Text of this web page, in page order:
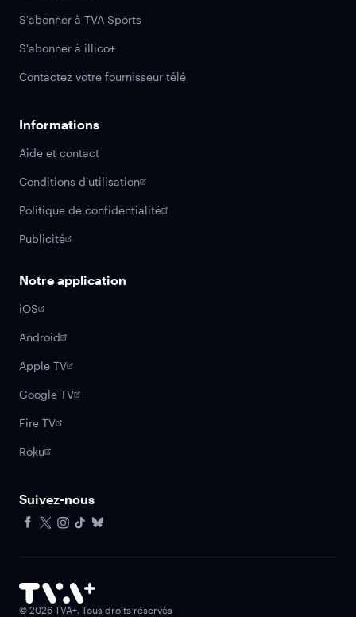
S'abonner à TVA Sports
S'abonner à illico+
Contactez votre fournisseur télé
Informations
Aide et contact
Conditions d'utilisation
Politique de confidentialité
Publicité
Notre application
iOS
Android
Apple TV
Google TV
Fire TV
Roku
Suivez-nous
© 2026 TVA+. Tous droits réservés